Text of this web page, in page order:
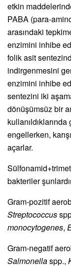
etkin
PABA (para-
arasındaki
enzimini inhibe
folik asit
indirgenmesini
enzimini inhibe
sentezini iki
dönüşümsüz bir
engellerken,
açarlar.
bakteriler
Gram-pozitif
Streptococcus
monocytogenes,
Gram-negatif
Salmonellaspp.,